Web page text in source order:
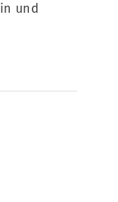
und